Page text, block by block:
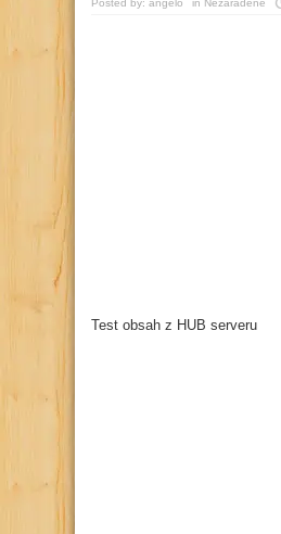
Posted by: angelo in Nezaradené
Test obsah z HUB serveru